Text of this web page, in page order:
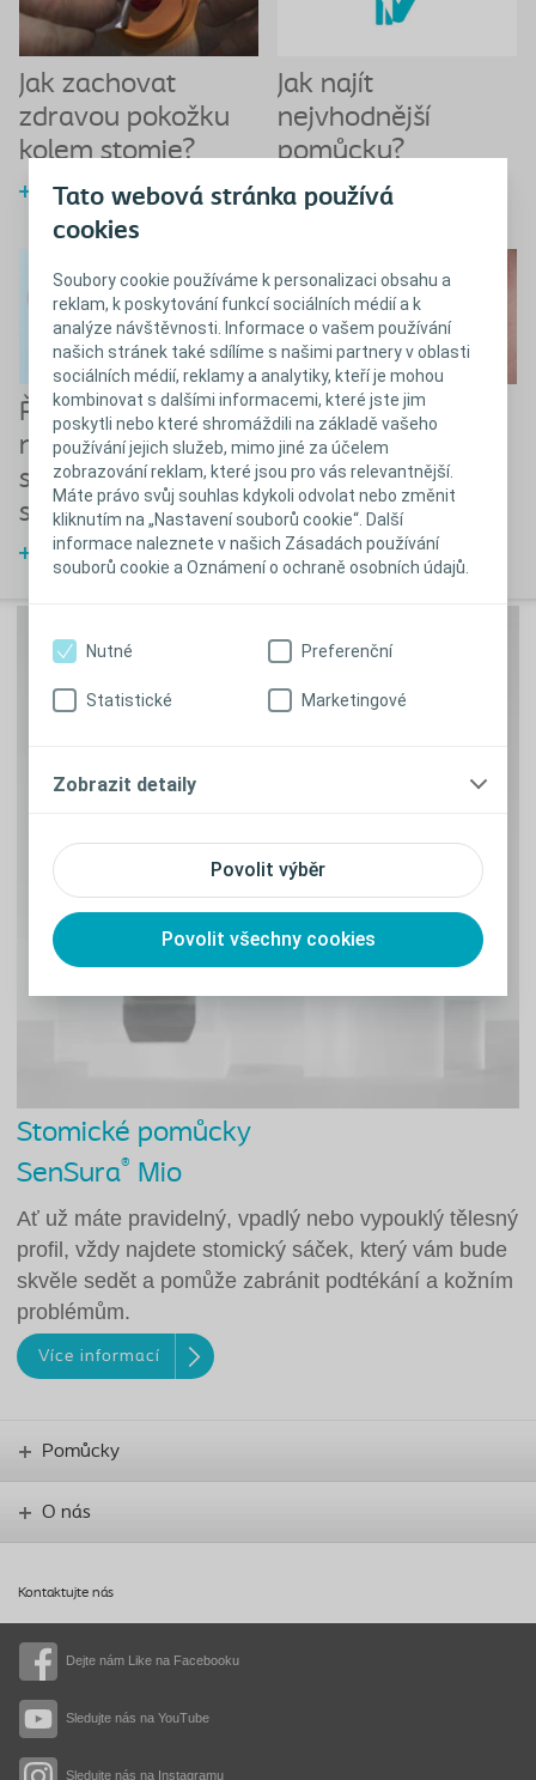
Tato webová stránka používá
cookies
Soubory cookie používáme k personalizaci obsahu a
reklam, k poskytování funkcí sociálních médií a k
analýze návštěvnosti. Informace o vašem používání
našich stránek také sdílíme s našimi partnery v oblasti
sociálních médií, reklamy a analytiky, kteří je mohou
kombinovat s dalšími informacemi, které jste jim
poskytli nebo které shromáždili na základě vašeho
používání jejich služeb, mimo jiné za účelem
zobrazování reklam, které jsou pro vás relevantnější.
Máte právo svůj souhlas kdykoli odvolat nebo změnit
kliknutím na „Nastavení souborů cookie“. Další
informace naleznete v našich Zásadách používání
souborů cookie a Oznámení o ochraně osobních údajů.
Povolit výběr
Povolit všechny cookies
Nutné Preferenční
Statistické Marketingové
Zobrazit detaily
Jak zachovat
zdravou pokožku
kolem stomie?
Zjistit více
Jak najít
nejvhodnější
pomůcku?
Zjistit více
Řešení potíží s
nadouváním a se
slepováním stěn
sáčku
Zjistit více
Podrážděná kůže
kolem stomie
Zjistit více
Stomické pomůcky
SenSura® Mio
Ať už máte pravidelný, vpadlý nebo vypouklý tělesný
profil, vždy najdete stomický sáček, který vám bude
skvěle sedět a pomůže zabránit podtékání a kožním
problémům.
Více informací
Dejte nám Like na Facebooku
Sledujte nás na YouTube
Sledujte nás na Instagramu
Pomůcky
O nás
Kontaktujte nás